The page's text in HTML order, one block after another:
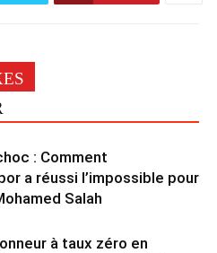
: Comment
a réussi l’impossible pour
Salah
à taux zéro en